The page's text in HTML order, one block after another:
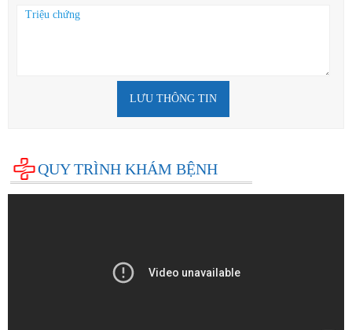
LƯU THÔNG TIN
QUY TRÌNH KHÁM BỆNH